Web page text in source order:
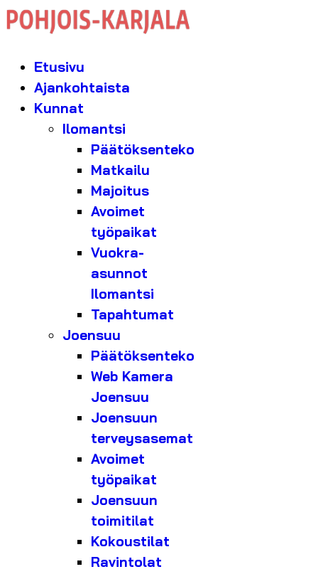
Etusivu
Ajankohtaista
Kunnat
Ilomantsi
Päätöksenteko
Matkailu
Majoitus
Avoimet
työpaikat
Vuokra-
asunnot
Ilomantsi
Tapahtumat
Joensuu
Päätöksenteko
Web Kamera
Joensuu
Joensuun
terveysasemat
Avoimet
työpaikat
Joensuun
toimitilat
Kokoustilat
Ravintolat